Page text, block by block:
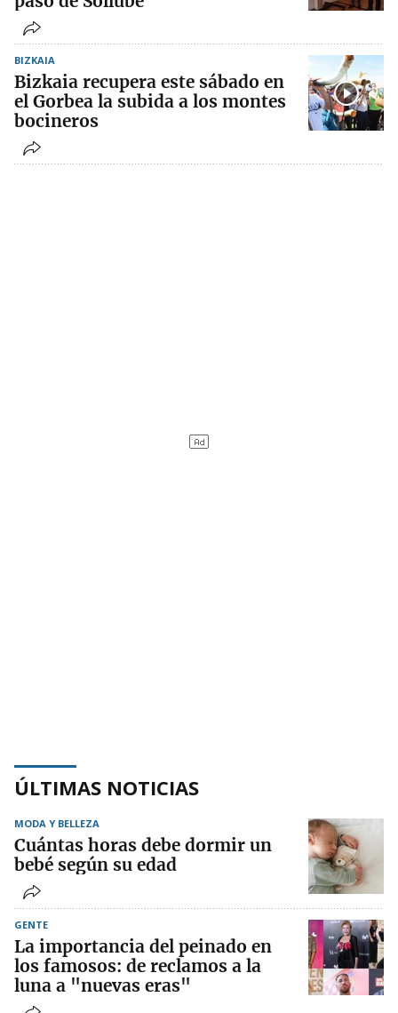
BIZKAIA
Bizkaia recupera este sábado en
el Gorbea la subida a los montes
bocineros
ÚLTIMAS NOTICIAS
MODA Y BELLEZA
Cuántas horas debe dormir un
bebé según su edad
GENTE
La importancia del peinado en
los famosos: de reclamos a la
luna a "nuevas eras"